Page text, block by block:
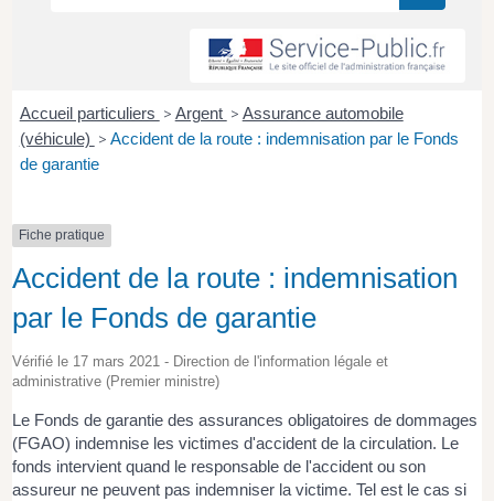
Accueil particuliers > Argent > Assurance automobile
(véhicule) > Accident de la route : indemnisation par le Fonds
de garantie
Fiche pratique
Accident de la route : indemnisation
par le Fonds de garantie
Vérifié le 17 mars 2021 - Direction de l'information légale et
administrative (Premier ministre)
Le Fonds de garantie des assurances obligatoires de dommages
(FGAO) indemnise les victimes d'accident de la circulation. Le
fonds intervient quand le responsable de l'accident ou son
assureur ne peuvent pas indemniser la victime. Tel est le cas si